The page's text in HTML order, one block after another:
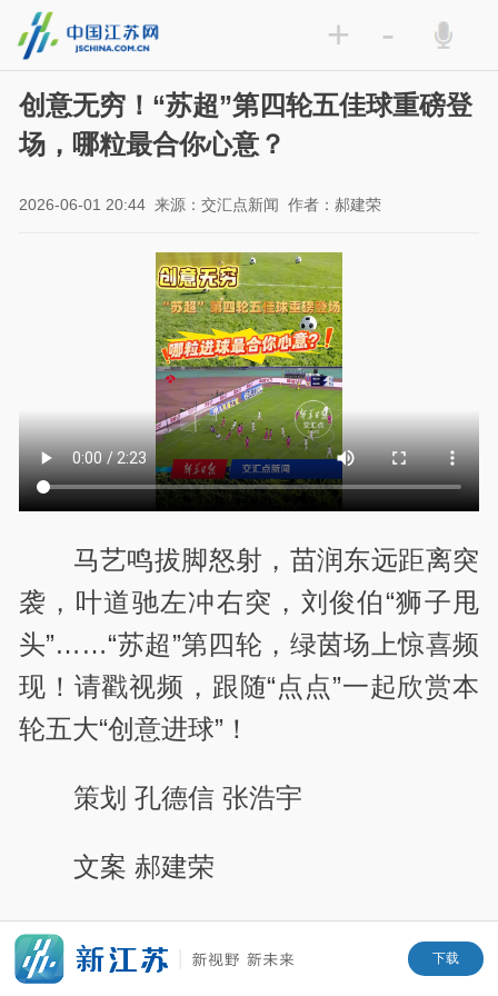
+ -
创意无穷！“苏超”第四轮五佳球重磅登
场，哪粒最合你心意？
2026-06-01 20:44 来源：交汇点新闻 作者：郝建荣
马艺鸣拔脚怒射，苗润东远距离突
袭，叶道驰左冲右突，刘俊伯“狮子甩
头”……“苏超”第四轮，绿茵场上惊喜频
现！请戳视频，跟随“点点”一起欣赏本
轮五大“创意进球”！
策划 孔德信 张浩宇
文案 郝建荣
下载